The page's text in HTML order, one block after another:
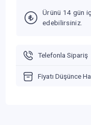
Ürünü 14 gün
edebilirsiniz.
Telefonla Sipariş
Fiyatı Düşünce